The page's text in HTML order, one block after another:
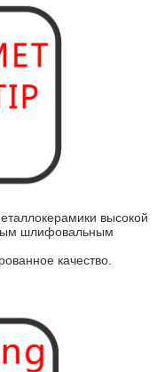
высокой
шлифовальным
качество.